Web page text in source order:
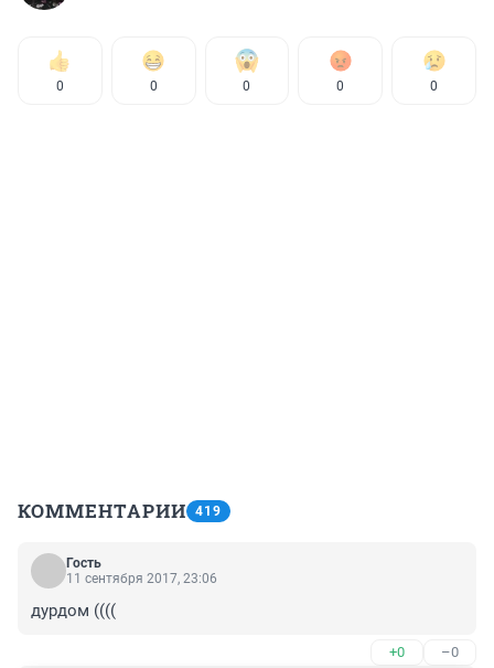
0 0 0 0 0
КОММЕНТАРИИ 419
Гость
11 сентября 2017, 23:06
дурдом ((((
+0 –0